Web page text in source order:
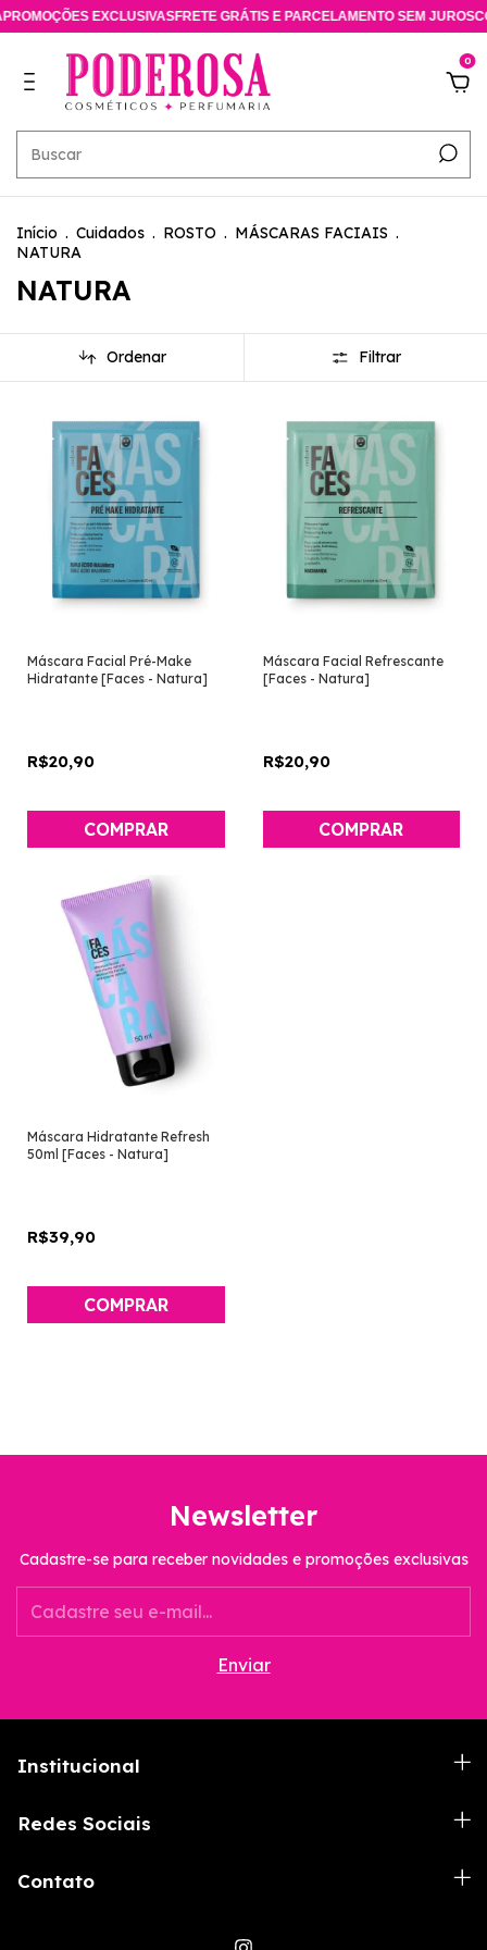
EXCLUSIVASFRETE GRÁTIS E PARCELAMENTO SEM JUROS
0
Início . Cuidados . ROSTO . MÁSCARAS FACIAIS .
NATURA
NATURA
Ordenar Filtrar
Máscara Facial Pré-Make
Hidratante [Faces - Natura]
R$20,90
Máscara Facial Refrescante
[Faces - Natura]
R$20,90
Máscara Hidratante Refresh
50ml [Faces - Natura]
R$39,90
Newsletter
Cadastre-se para receber novidades e promoções exclusivas
Institucional
Redes Sociais
Contato